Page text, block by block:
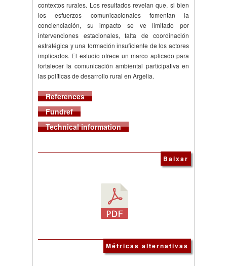
contextos rurales. Los resultados revelan que, si bien
los esfuerzos comunicacionales fomentan la
concienciación, su impacto se ve limitado por
intervenciones estacionales, falta de coordinación
estratégica y una formación insuficiente de los actores
implicados. El estudio ofrece un marco aplicado para
fortalecer la comunicación ambiental participativa en
las políticas de desarrollo rural en Argelia.
References
Fundref
Technical information
Baixar
Métricas alternativas